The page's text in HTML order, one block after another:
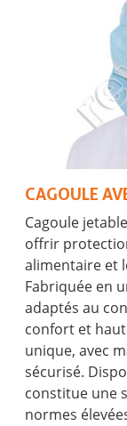
CAGOULE
Cagoule
offrir
alimentaire et
Fabriquée en
adaptés au
confort et
unique, avec
sécurisé.
constitue une
normes